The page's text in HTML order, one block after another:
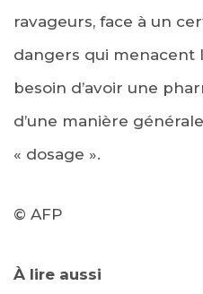
ravageurs, face à un
dangers qui menacent
besoin d’avoir une
d’une manière
« dosage ».
© AFP
À lire aussi